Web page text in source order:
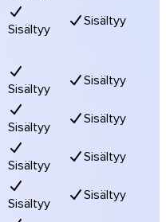
Sisältyy Sisältyy
Sisältyy Sisältyy
Sisältyy Sisältyy
Sisältyy Sisältyy
Sisältyy Sisältyy